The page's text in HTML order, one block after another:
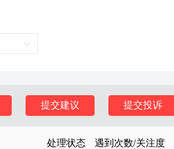
提交投诉
提交建议
处理状态 遇到次数/关注度